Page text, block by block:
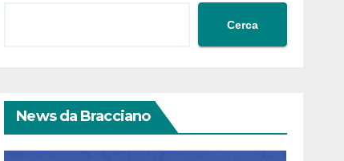
Cerca
News da Bracciano